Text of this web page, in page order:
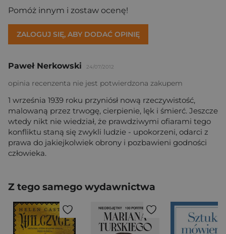
Pomóż innym i zostaw ocenę!
ZALOGUJ SIĘ, ABY DODAĆ OPINIĘ
Paweł Nerkowski 24/07/2012
opinia recenzenta nie jest potwierdzona zakupem
1 września 1939 roku przyniósł nową rzeczywistość,
malowaną przez trwogę, cierpienie, lęk i śmierć. Jeszcze
wtedy nikt nie wiedział, że prawdziwymi ofiarami tego
konfliktu staną się zwykli ludzie - upokorzeni, odarci z
prawa do jakiejkolwiek obrony i pozbawieni godności
człowieka.
Z tego samego wydawnictwa